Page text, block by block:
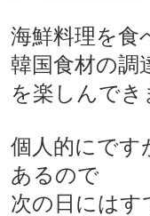
海鮮料理を食
韓国食材の調
を楽しんでき
個人的にです
あるので
次の日にはす